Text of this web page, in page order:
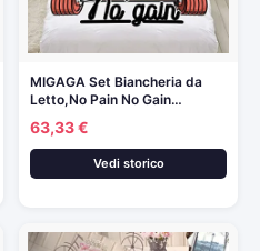
MIGAGA Set Biancheria da
Letto,No Pain No Gain…
63,33 €
Vedi storico